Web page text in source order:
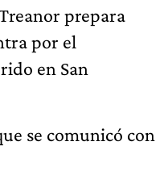
prepara
por el
en San
se comunicó con